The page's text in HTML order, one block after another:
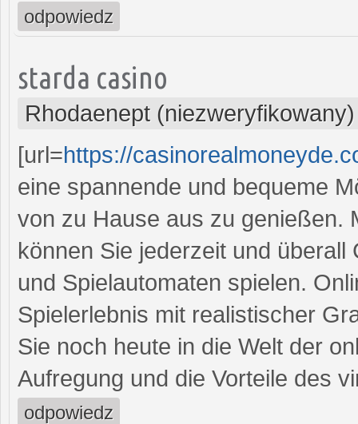
odpowiedz
starda casino
Rhodaenept (niezweryfikowany)
[url=https://
eine spannende und bequeme
von zu Hause aus zu genießen.
können Sie jederzeit und
und Spielautomaten spielen.
Spielerlebnis mit realistischer
Sie noch heute in die Welt der
Aufregung und die Vorteile des
odpowiedz